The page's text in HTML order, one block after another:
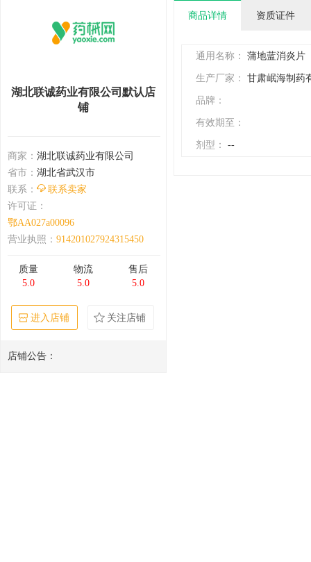
湖北联诚药业有限公司默认店
铺
商家： 湖北联诚药业有限公司
省市： 湖北省武汉市
联系：
联系卖家
许可证：
鄂AA027a00096
营业执照： 914201027924315450
质量
5.0
物流
5.0
售后
5.0
进入店铺 关注店铺
店铺公告：
商品详情 资质证件
通用名称： 蒲地蓝消炎片
生产厂家： 甘肃岷海制药
品牌：
有效期至：
剂型： --